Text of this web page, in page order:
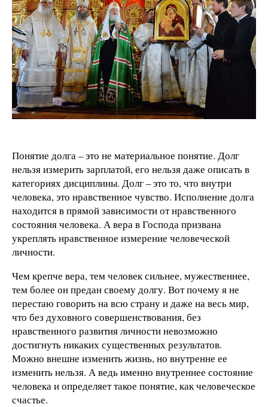
Понятие долга – это не материальное понятие. Долг
нельзя измерить зарплатой, его нельзя даже описать в
категориях дисциплины. Долг – это то, что внутри
человека, это нравственное чувство. Исполнение долга
находится в прямой зависимости от нравственного
состояния человека. А вера в Господа призвана
укреплять нравственное измерение человеческой
личности.
Чем крепче вера, тем человек сильнее, мужественнее,
тем более он предан своему долгу. Вот почему я не
перестаю говорить на всю страну и даже на весь мир,
что без духовного совершенствования, без
нравственного развития личности невозможно
достигнуть никаких существенных результатов.
Можно внешне изменить жизнь, но внутренне ее
изменить нельзя. А ведь именно внутреннее состояние
человека и определяет такое понятие, как человеческое
счастье.